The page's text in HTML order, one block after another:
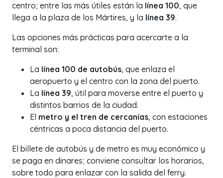
centro; entre las más útiles están la línea 100, que
llega a la plaza de los Mártires, y la línea 39.
Las opciones más prácticas para acercarte a la
terminal son:
La línea 100 de autobús, que enlaza el
aeropuerto y el centro con la zona del puerto.
La línea 39, útil para moverse entre el puerto y
distintos barrios de la ciudad.
El metro y el tren de cercanías, con estaciones
céntricas a poca distancia del puerto.
El billete de autobús y de metro es muy económico y
se paga en dinares; conviene consultar los horarios,
sobre todo para enlazar con la salida del ferry.